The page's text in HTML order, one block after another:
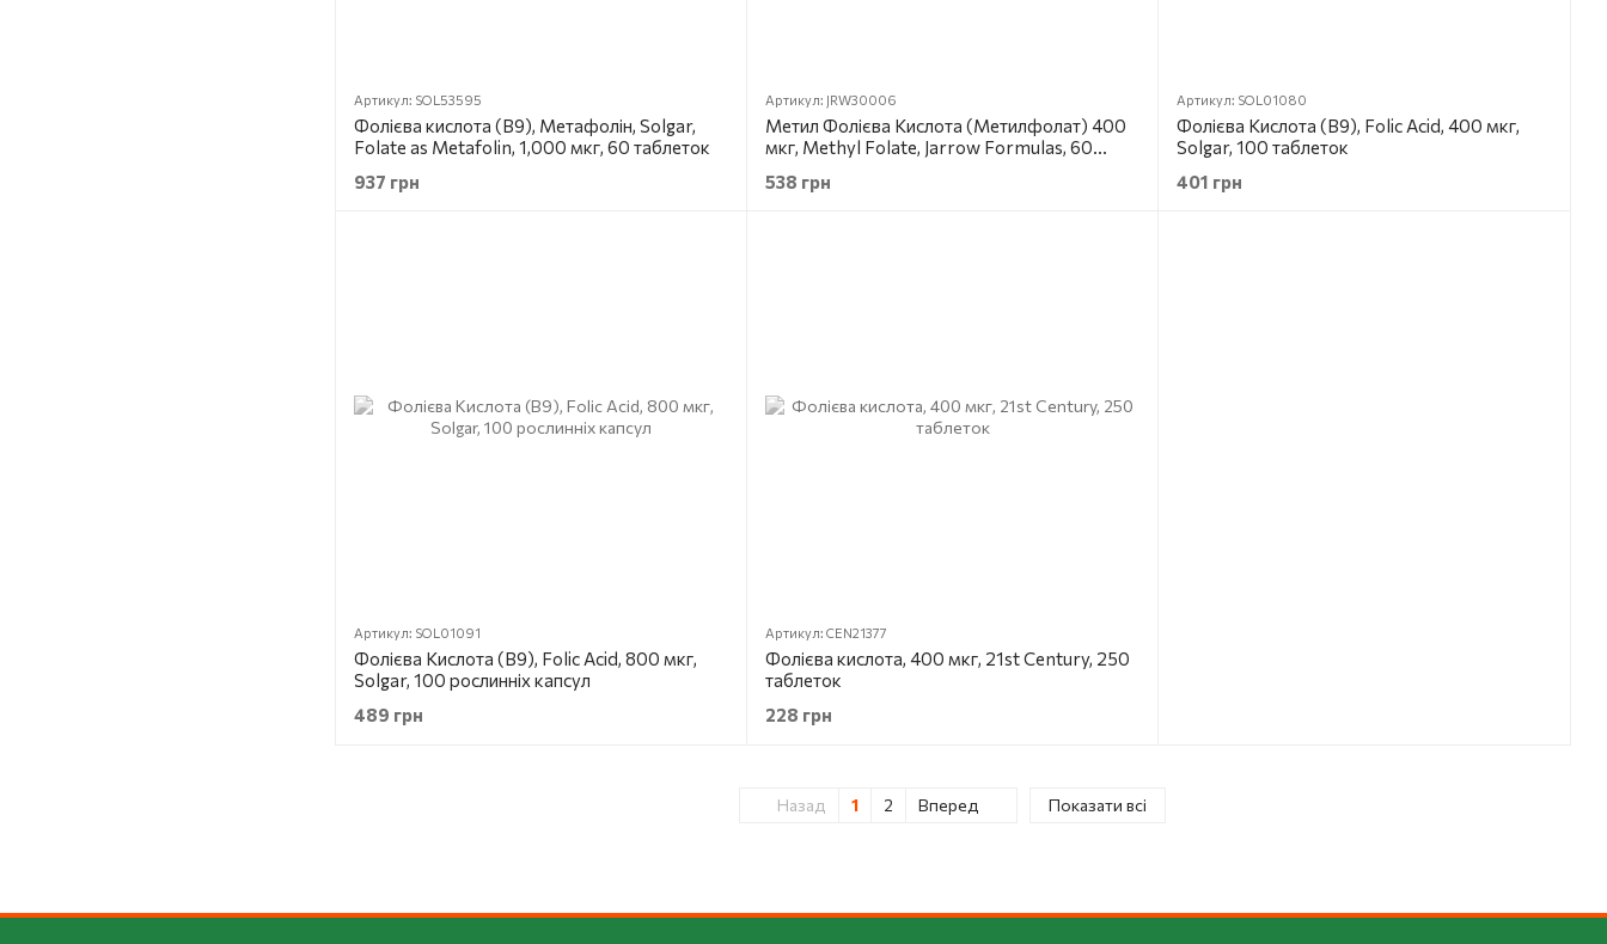
Артикул: SOL53595
Фолієва кислота (В9), Метафолін, Solgar,
Folate as Metafolin, 1,000 мкг, 60 таблеток
937 грн
Артикул: JRW30006
Метил Фолієва Кислота (Метилфолат) 400
мкг, Methyl Folate, Jarrow Formulas, 60
538 грн
Артикул: SOL01080
Фолієва Кислота (В9), Folic Acid, 400 мкг,
Solgar, 100 таблеток
401 грн
Артикул: SOL01091
Фолієва Кислота (В9), Folic Acid, 800 мкг,
Solgar, 100 рослинніх капсул
489 грн
Артикул: CEN21377
Фолієва кислота, 400 мкг, 21st Century, 250
таблеток
228 грн
Назад 1 2 Вперед Показати всі